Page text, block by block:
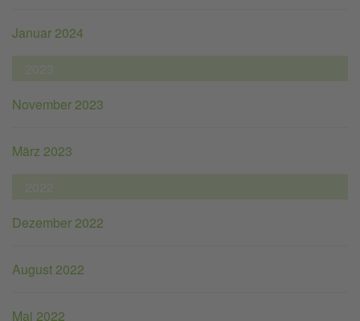
Januar 2024
November 2023
März 2023
Dezember 2022
August 2022
Mai 2022